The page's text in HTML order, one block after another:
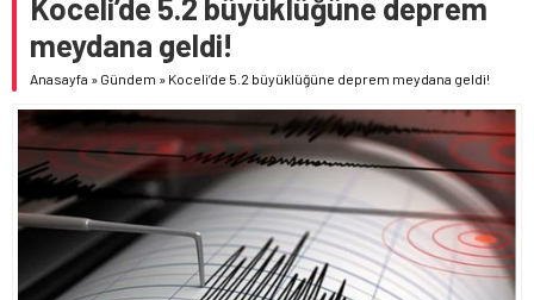
meydana geldi!
Anasayfa » Gündem » Koceli’de 5.2 büyüklüğüne deprem meydana geldi!